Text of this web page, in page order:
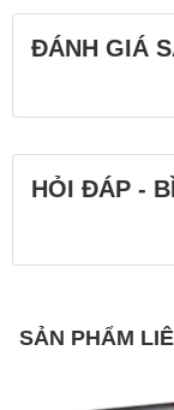
ĐÁNH GIÁ
HỎI ĐÁP -
SẢN PHẨM